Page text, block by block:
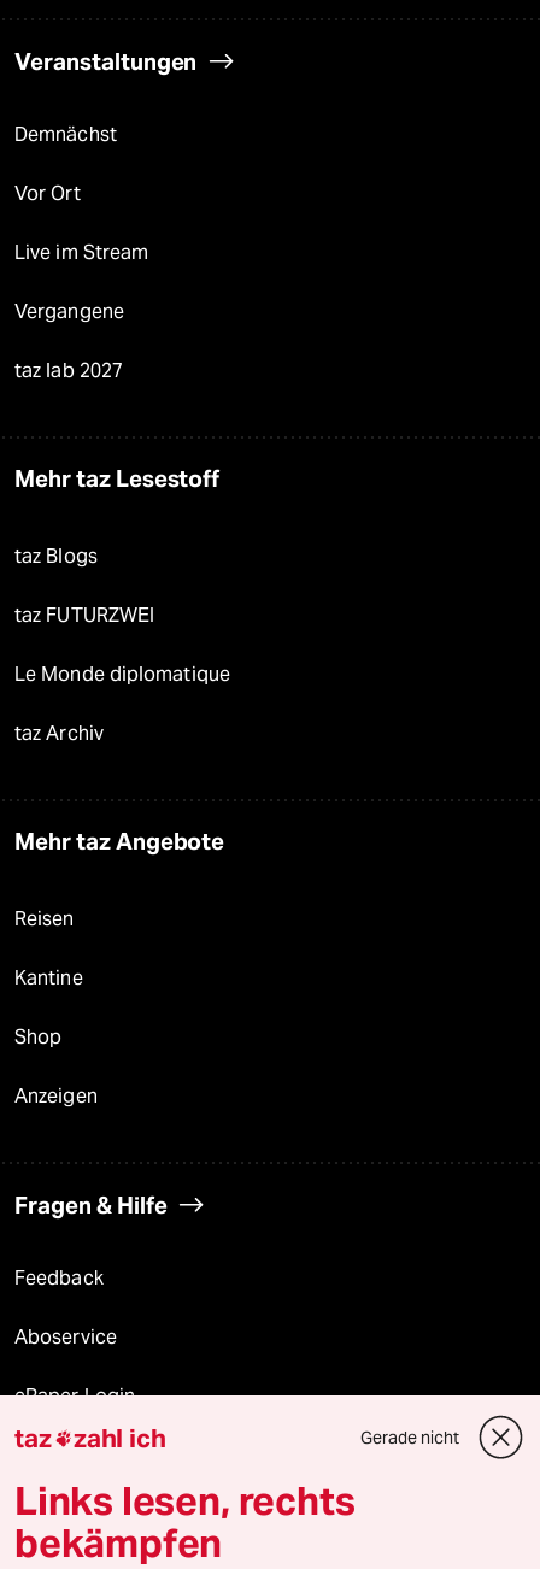
Veranstaltungen
Demnächst
Vor Ort
Live im Stream
Vergangene
taz lab 2027
Mehr taz Lesestoff
taz Blogs
taz FUTURZWEI
Le Monde diplomatique
taz Archiv
Mehr taz Angebote
Reisen
Kantine
Shop
Anzeigen
Fragen & Hilfe
Feedback
Aboservice
ePaper Login
Downloads für Abonnierende
taz zahl ich Gerade nicht
Links lesen, rechts
bekämpfen